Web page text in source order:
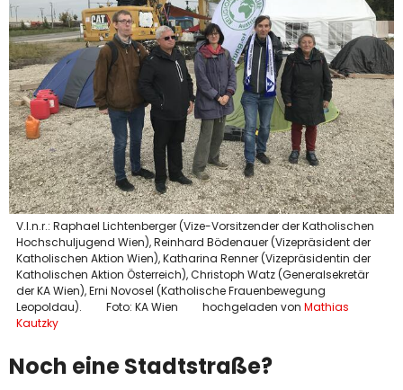
V.l.n.r.: Raphael Lichtenberger (Vize-Vorsitzender der Katholischen
Hochschuljugend Wien), Reinhard Bödenauer (Vizepräsident der
Katholischen Aktion Wien), Katharina Renner (Vizepräsidentin der
Katholischen Aktion Österreich), Christoph Watz (Generalsekretär
der KA Wien), Erni Novosel (Katholische Frauenbewegung
Leopoldau).
Foto: KA Wien hochgeladen von Mathias
Kautzky
Noch eine Stadtstraße?